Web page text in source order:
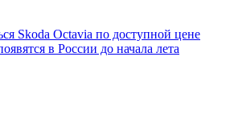
Skoda Octavia по доступной цене
в России до начала лета